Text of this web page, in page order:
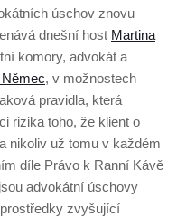
úschov znovu
dnešní host Martina
komory, advokát a
, v možnostech
pravidla, která
rizika toho, že klient o
nikoliv už tomu v každém
díle Právo k Ranní Kávě
advokátní úschovy
zvyšující